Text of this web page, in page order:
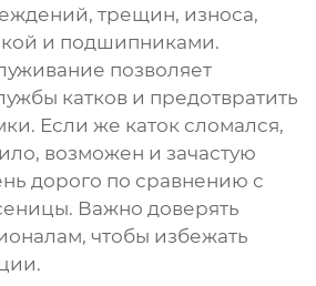
трещин, износа,
и подшипниками.
позволяет
катков и предотвратить
Если же каток сломался,
возможен и зачастую
дорого по сравнению с
Важно доверять
чтобы избежать